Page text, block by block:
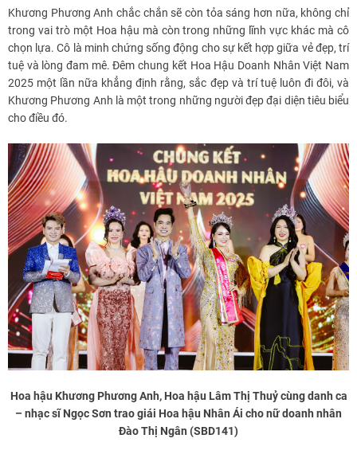
Khương Phương Anh chắc chắn sẽ còn tỏa sáng hơn nữa, không chỉ
trong vai trò một Hoa hậu mà còn trong những lĩnh vực khác mà cô
chọn lựa. Cô là minh chứng sống động cho sự kết hợp giữa vẻ đẹp, trí
tuệ và lòng đam mê. Đêm chung kết Hoa Hậu Doanh Nhân Việt Nam
2025 một lần nữa khẳng định rằng, sắc đẹp và trí tuệ luôn đi đôi, và
Khương Phương Anh là một trong những người đẹp đại diện tiêu biểu
cho điều đó.
Hoa hậu Khương Phương Anh, Hoa hậu Lâm Thị Thuỷ cùng danh ca
– nhạc sĩ Ngọc Sơn trao giái Hoa hậu Nhân Ái cho nữ doanh nhân
Đào Thị Ngân (SBD141)